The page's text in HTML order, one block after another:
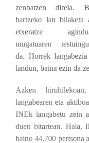
zenbatzen direla.
hartzeko lan bilaketa
etxeratze
mugatuaren
da. Horrek
landun, baina ezin da
Azken
langabearen eta
INEk langabetu zein
duen bitartean. Hala,
baino 44.700 pertsona